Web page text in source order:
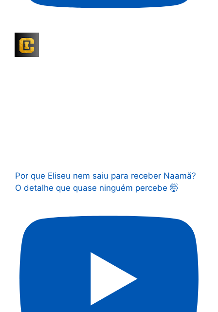
Por que Eliseu nem saiu para receber Naamã?
O detalhe que quase ninguém percebe 🤯